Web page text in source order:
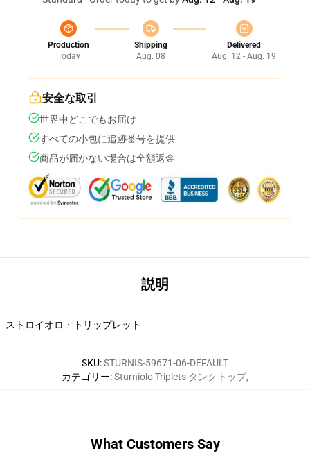
Production
Today
Shipping
Aug. 08
Delivered
Aug. 12 - Aug. 19
安全な取引
世界中どこでもお届け
すべての小包に追跡番号を提供
商品が届かない場合は全額返金
説明
ストロイオロ・トリップレット
SKU:STURNIS-59671-06-DEFAULT
カテゴリー:Sturniolo Triplets タンクトップ,
What Customers Say